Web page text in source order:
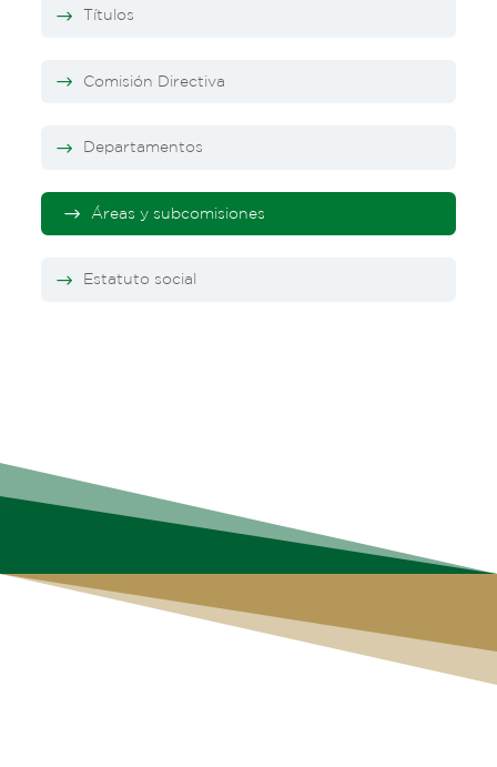
Títulos
Comisión Directiva
Departamentos
Áreas y subcomisiones
Estatuto social